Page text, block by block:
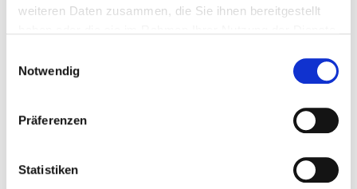
weiteren Daten zusammen, die Sie ihnen bereitgestellt
Notwendig
Präferenzen
Statistiken